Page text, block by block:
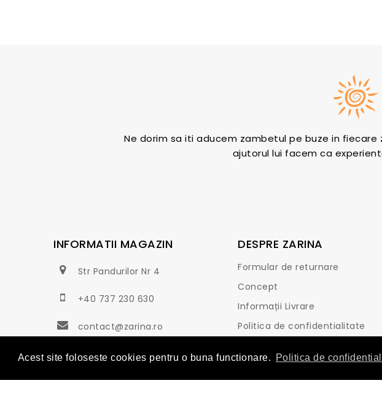
Acest site foloseste cookies pentru o buna functionare. Politica de
Ne dorim sa iti aducem zambetul pe buze in
ajutorul lui facem ca
INFORMATII MAGAZIN
Str Pandurilor Nr 4
+40 737 230 630
contact@zarina.ro
DESPRE ZARINA
Formular de returnare
Concept
Informații Livrare
Politica de confidentialitate